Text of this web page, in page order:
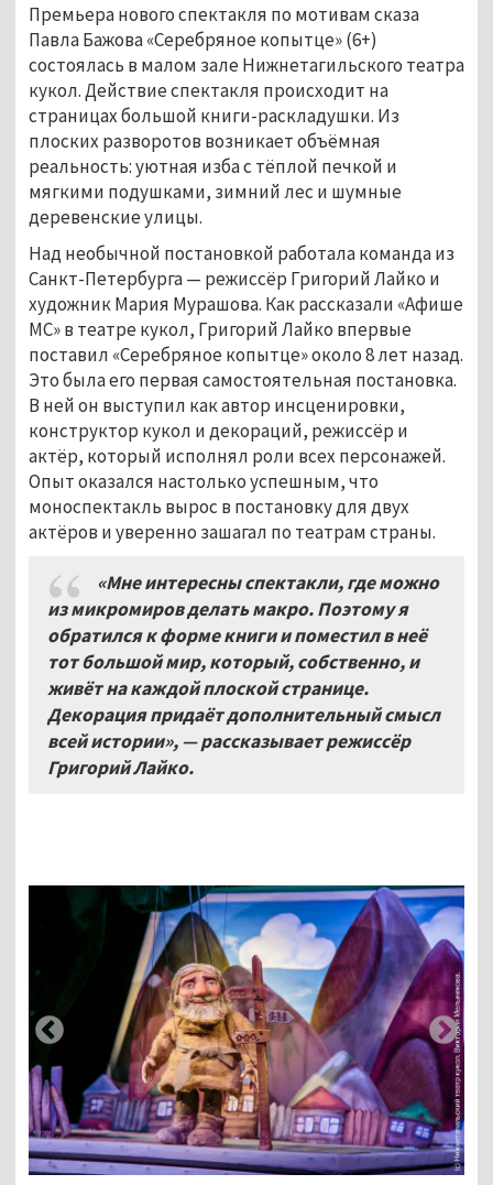
Премьера нового спектакля по мотивам сказа
Павла Бажова «Серебряное копытце» (6+)
состоялась в малом зале Нижнетагильского театра
кукол. Действие спектакля происходит на
страницах большой книги-раскладушки. Из
плоских разворотов возникает объёмная
реальность: уютная изба с тёплой печкой и
мягкими подушками, зимний лес и шумные
деревенские улицы.
Над необычной постановкой работала команда из
Санкт-Петербурга — режиссёр Григорий Лайко и
художник Мария Мурашова. Как рассказали «Афише
МС» в театре кукол, Григорий Лайко впервые
поставил «Серебряное копытце» около 8 лет назад.
Это была его первая самостоятельная постановка.
В ней он выступил как автор инсценировки,
конструктор кукол и декораций, режиссёр и
актёр, который исполнял роли всех персонажей.
Опыт оказался настолько успешным, что
моноспектакль вырос в постановку для двух
актёров и уверенно зашагал по театрам страны.
«Мне интересны спектакли, где можно
из микромиров делать макро. Поэтому я
обратился к форме книги и поместил в неё
тот большой мир, который, собственно, и
живёт на каждой плоской странице.
Декорация придаёт дополнительный смысл
всей истории», — рассказывает режиссёр
Григорий Лайко.